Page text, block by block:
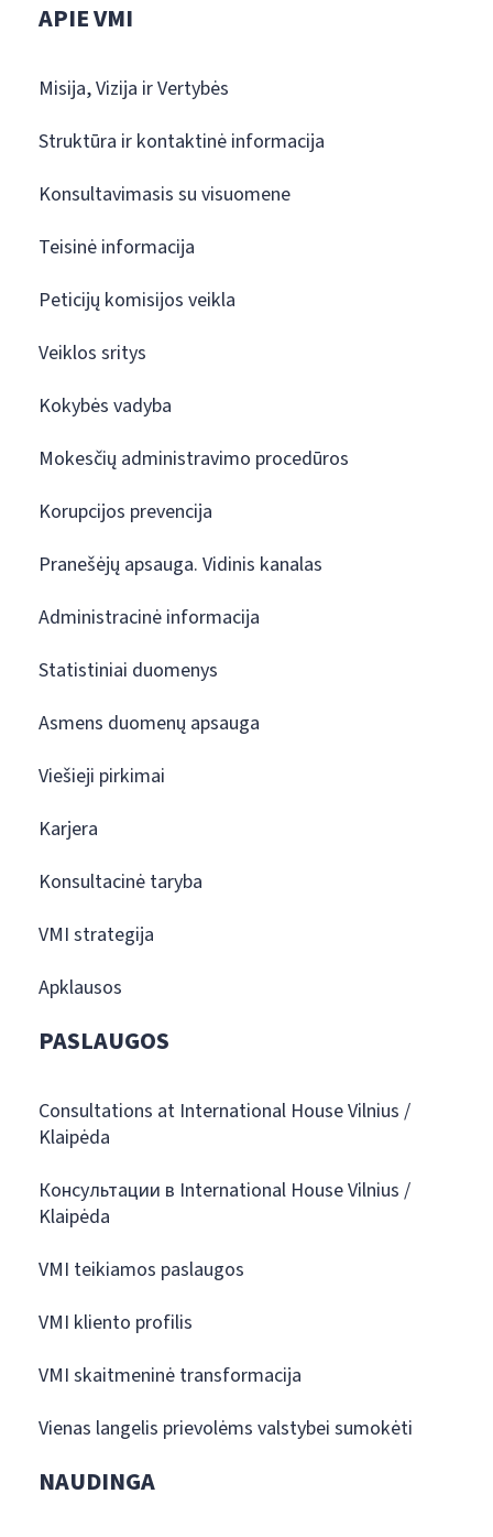
APIE VMI
Misija, Vizija ir Vertybės
Struktūra ir kontaktinė informacija
Konsultavimasis su visuomene
Teisinė informacija
Peticijų komisijos veikla
Veiklos sritys
Kokybės vadyba
Mokesčių administravimo procedūros
Korupcijos prevencija
Pranešėjų apsauga. Vidinis kanalas
Administracinė informacija
Statistiniai duomenys
Asmens duomenų apsauga
Viešieji pirkimai
Karjera
Konsultacinė taryba
VMI strategija
Apklausos
PASLAUGOS
Consultations at International House Vilnius /
Klaipėda
Консультации в International House Vilnius /
Klaipėda
VMI teikiamos paslaugos
VMI kliento profilis
VMI skaitmeninė transformacija
Vienas langelis prievolėms valstybei sumokėti
NAUDINGA